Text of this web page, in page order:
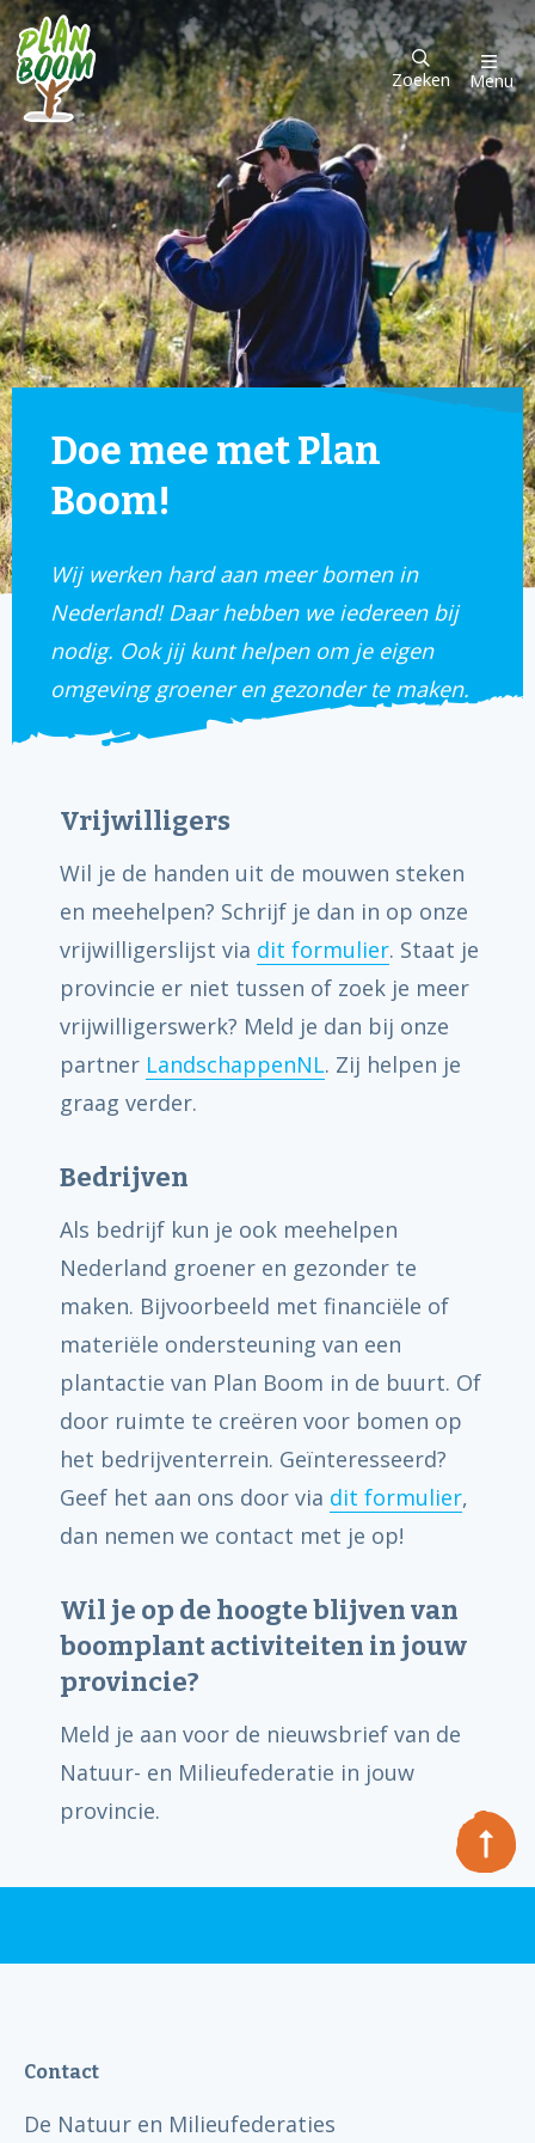
Zoeken Menu
Doe mee met Plan
Boom!
Wij werken hard aan meer bomen in
Nederland! Daar hebben we iedereen bij
nodig. Ook jij kunt helpen om je eigen
omgeving groener en gezonder te maken.
Vrijwilligers
Wil je de handen uit de mouwen steken
en meehelpen? Schrijf je dan in op onze
vrijwilligerslijst via dit formulier. Staat je
provincie er niet tussen of zoek je meer
vrijwilligerswerk? Meld je dan bij onze
partner LandschappenNL. Zij helpen je
graag verder.
Bedrijven
Als bedrijf kun je ook meehelpen
Nederland groener en gezonder te
maken. Bijvoorbeeld met financiële of
materiële ondersteuning van een
plantactie van Plan Boom in de buurt. Of
door ruimte te creëren voor bomen op
het bedrijventerrein. Geïnteresseerd?
Geef het aan ons door via dit formulier,
dan nemen we contact met je op!
Wil je op de hoogte blijven van
boomplant activiteiten in jouw
provincie?
Meld je aan voor de nieuwsbrief van de
Natuur- en Milieufederatie in jouw
provincie.
Contact
De Natuur en Milieufederaties